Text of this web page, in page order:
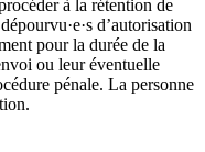
à la rétention de
d’autorisation
pour la durée de la
ou leur éventuelle
pénale. La personne